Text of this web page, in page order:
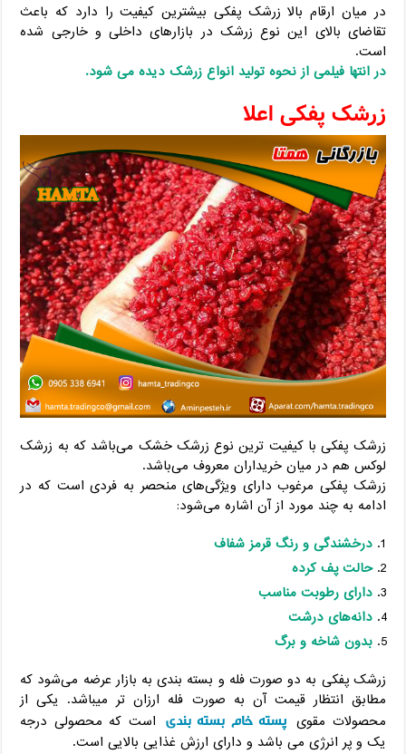
در میان ارقام بالا زرشک پفکی بیشترین کیفیت را دارد که باعث
تقاضای بالای این نوع زرشک در بازارهای داخلی و خارجی شده
است.
در انتها فیلمی از نحوه تولید انواع زرشک دیده می شود.
زرشک پفکی اعلا
زرشک پفکی با کیفیت ترین نوع زرشک خشک می‌باشد که به زرشک
لوکس هم در میان خریداران معروف می‌باشد.
زرشک پفکی مرغوب دارای ویژگی‌های منحصر به فردی است که در
ادامه به چند مورد از آن اشاره می‌شود:
درخشندگی و رنگ قرمز شفاف
حالت پف کرده
دارای رطوبت مناسب
دانه‌های درشت
بدون شاخه و برگ
زرشک پفکی به دو صورت فله و بسته بندی به بازار عرضه می‌شود که
مطابق انتظار قیمت آن به صورت فله ارزان تر میباشد. یکی از
محصولات مقوی پسته خام بسته بندی است که محصولی درجه
یک و پر انرژی می باشد و دارای ارزش غذایی بالایی است.